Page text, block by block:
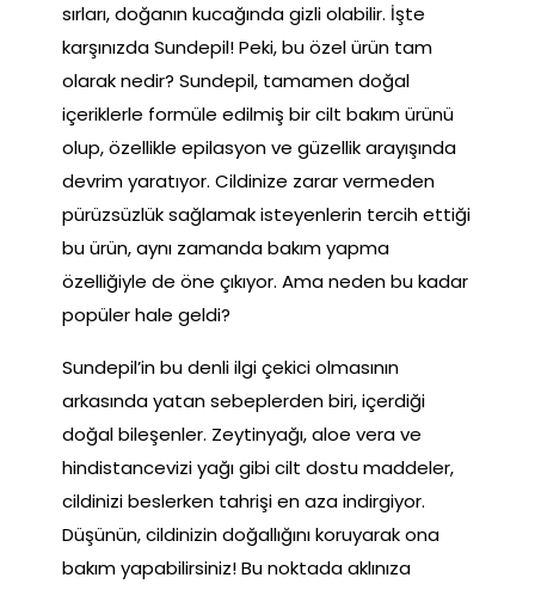
sırları, doğanın kucağında gizli olabilir. İşte
karşınızda Sundepil! Peki, bu özel ürün tam
olarak nedir? Sundepil, tamamen doğal
içeriklerle formüle edilmiş bir cilt bakım ürünü
olup, özellikle epilasyon ve güzellik arayışında
devrim yaratıyor. Cildinize zarar vermeden
pürüzsüzlük sağlamak isteyenlerin tercih ettiği
bu ürün, aynı zamanda bakım yapma
özelliğiyle de öne çıkıyor. Ama neden bu kadar
popüler hale geldi?
Sundepil’in bu denli ilgi çekici olmasının
arkasında yatan sebeplerden biri, içerdiği
doğal bileşenler. Zeytinyağı, aloe vera ve
hindistancevizi yağı gibi cilt dostu maddeler,
cildinizi beslerken tahrişi en aza indirgiyor.
Düşünün, cildinizin doğallığını koruyarak ona
bakım yapabilirsiniz! Bu noktada aklınıza